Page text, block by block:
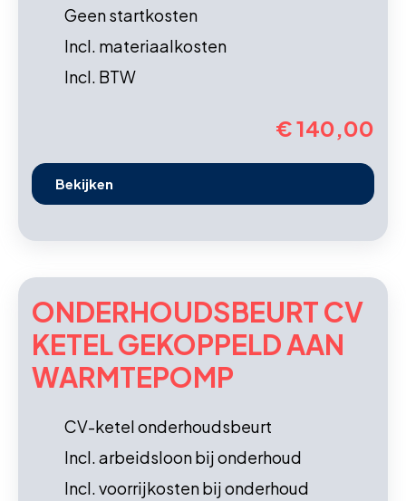
Geen startkosten
Incl. materiaalkosten
Incl. BTW
€ 140,00
Bekijken
ONDERHOUDS­BEURT CV
KETEL GEKOPPELD AAN
WARMTEPOMP
CV-ketel onderhoudsbeurt
Incl. arbeidsloon bij onderhoud
Incl. voorrijkosten bij onderhoud